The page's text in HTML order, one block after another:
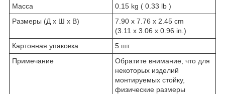
Масса
0.15 kg ( 0.33 lb )
Размеры (Д х Ш х В)
7.90 x 7.76 x 2.45 cm
(3.11 x 3.06 x 0.96 in.)
Картонная упаковка
5 шт.
Примечание
Обратите внимание, что для
некоторых изделий
монтируемых стойку,
физические размеры